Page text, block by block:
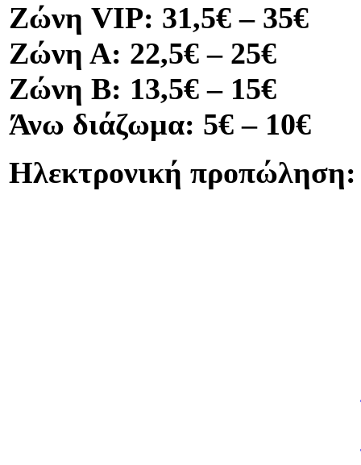
Ζώνη VIP: 31,5€ – 35€
Ζώνη Α: 22,5€ – 25€
Ζώνη Β: 13,5€ – 15€
Άνω διάζωμα: 5€ – 10€
Ηλεκτρονική